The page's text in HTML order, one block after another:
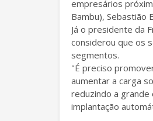
empresários
Bambu), Sebastião
Já o presidente da
considerou que os
segmentos.
"É preciso
aumentar a carga
reduzindo a grande
implantação